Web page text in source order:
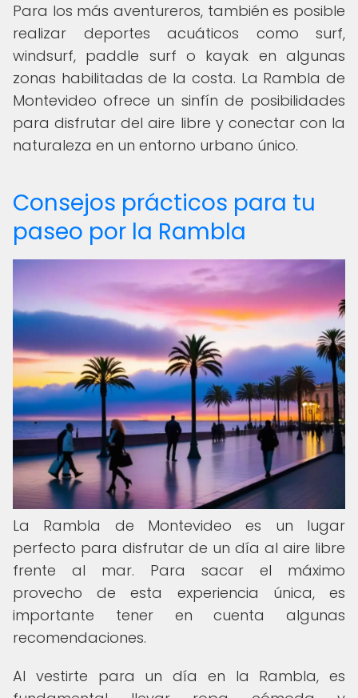
Para los más aventureros, también es posible
realizar deportes acuáticos como surf,
windsurf, paddle surf o kayak en algunas
zonas habilitadas de la costa. La Rambla de
Montevideo ofrece un sinfín de posibilidades
para disfrutar del aire libre y conectar con la
naturaleza en un entorno urbano único.
Consejos prácticos para tu
paseo por la Rambla
La Rambla de Montevideo es un lugar
perfecto para disfrutar de un día al aire libre
frente al mar. Para sacar el máximo
provecho de esta experiencia única, es
importante tener en cuenta algunas
recomendaciones.
Al vestirte para un día en la Rambla, es